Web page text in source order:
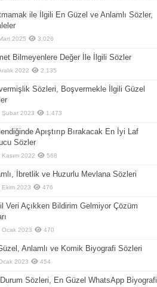
ile İlgili En Güzel ve Anlamlı Sözler,
2025 3,026
Bilmeyenlere Değer İle İlgili Sözler
2022 2,135
Sözleri, Boşvermekle İlgili Güzel
Şubat 2023 1,473
Apıştırıp Bırakacak En İyi Laf
Sözler
Kasım 2022 568
İbretlik ve Huzurlu Mevlana Sözleri
Ekim 2023 476
Veri Açıkken Bildirim Gelmiyor Çözüm
Ocak 2023 470
Anlamlı ve Komik Biyografi Sözleri
2023 454
Sözleri, En Güzel WhatsApp Biyografi